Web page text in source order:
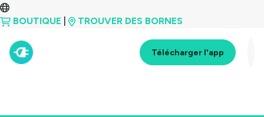
BOUTIQUE TROUVER DES BORNES
Télécharger l'app